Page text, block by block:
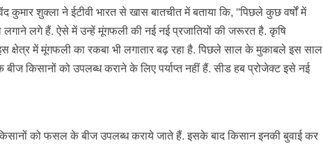
कुमार शुक्ला ने ईटीवी भारत से खास बातचीत में बताया कि, ''पिछले कुछ वर्षों में
लगे हैं. ऐसे में उन्हें मूंगफली की नई नई प्रजातियों की जरूरत है. कृषि
क्षेत्र में मूंगफली का रकबा भी लगातार बढ़ रहा है. पिछले साल के मुकाबले इस साल
किसानों को उपलब्ध कराने के लिए पर्याप्त नहीं हैं. सीड हब प्रोजेक्ट इसे नई
किसानों को फसल के बीज उपलब्ध कराये जाते हैं. इसके बाद किसान इनकी बुवाई कर